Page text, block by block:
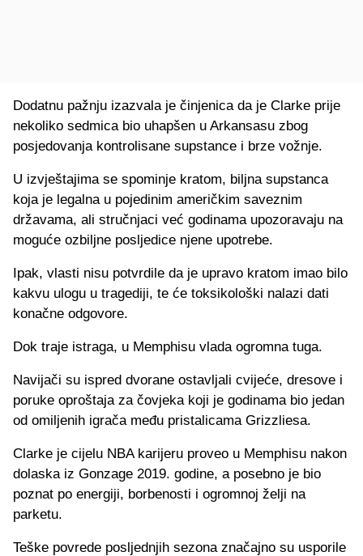
Dodatnu pažnju izazvala je činjenica da je Clarke prije
nekoliko sedmica bio uhapšen u Arkansasu zbog
posjedovanja kontrolisane supstance i brze vožnje.
U izvještajima se spominje kratom, biljna supstanca
koja je legalna u pojedinim američkim saveznim
državama, ali stručnjaci već godinama upozoravaju na
moguće ozbiljne posljedice njene upotrebe.
Ipak, vlasti nisu potvrdile da je upravo kratom imao bilo
kakvu ulogu u tragediji, te će toksikološki nalazi dati
konačne odgovore.
Dok traje istraga, u Memphisu vlada ogromna tuga.
Navijači su ispred dvorane ostavljali cvijeće, dresove i
poruke oproštaja za čovjeka koji je godinama bio jedan
od omiljenih igrača među pristalicama Grizzliesa.
Clarke je cijelu NBA karijeru proveo u Memphisu nakon
dolaska iz Gonzage 2019. godine, a posebno je bio
poznat po energiji, borbenosti i ogromnoj želji na
parketu.
Teške povrede posljednjih sezona značajno su usporile